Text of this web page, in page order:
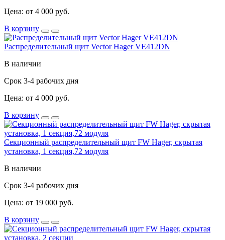
Цена: от 4 000 руб.
В корзину
Распределительный щит Vector Hager VE412DN
В наличии
Срок 3-4 рабочих дня
Цена: от 4 000 руб.
В корзину
Секционный распределительный щит FW Hager, скрытая
установка, 1 секция,72 модуля
В наличии
Срок 3-4 рабочих дня
Цена: от 19 000 руб.
В корзину